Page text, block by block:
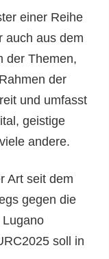
einer Reihe
auch aus dem
der Themen,
der
und umfasst
geistige
andere.
Art seit dem
gegen die
soll in